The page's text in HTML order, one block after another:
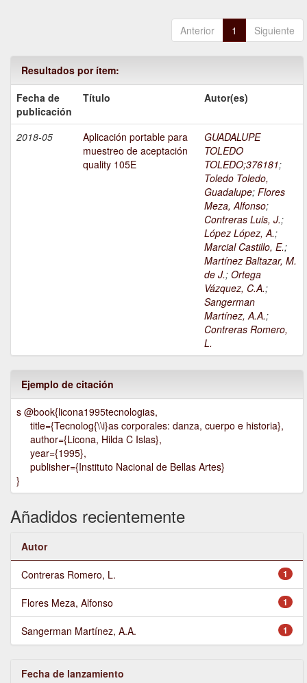
Anterior 1 Siguiente
Resultados por ítem:
Fecha de
publicación
Título Autor(es)
2018-05
Aplicación portable para
muestreo de aceptación
quality 105E
GUADALUPE
TOLEDO
TOLEDO;376181;
Toledo Toledo,
Guadalupe; Flores
Meza, Alfonso;
Contreras Luis, J.;
López López, A.;
Marcial Castillo, E.;
Martínez Baltazar, M.
de J.; Ortega
Vázquez, C.A.;
Sangerman
Martínez, A.A.;
Contreras Romero,
L.
Ejemplo de citación
s @book{licona1995tecnologias,
title={Tecnolog{\\i}as corporales: danza, cuerpo e historia},
author={Licona, Hilda C Islas},
year={1995},
publisher={Instituto Nacional de Bellas Artes}
}
Añadidos recientemente
Autor
1
Contreras Romero, L.
1
Flores Meza, Alfonso
1
Sangerman Martínez, A.A.
Fecha de lanzamiento